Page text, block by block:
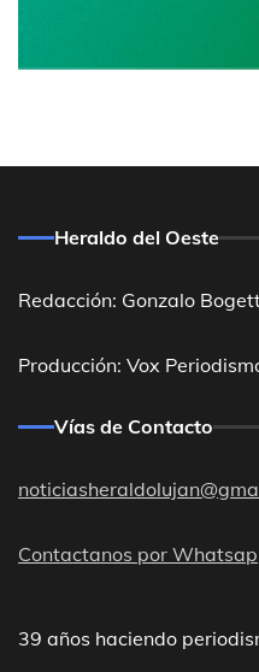
Heraldo del Oeste
Redacción: Gonzalo
Producción: Vox
Vías de Contacto
Contactanos por
39 años haciendo